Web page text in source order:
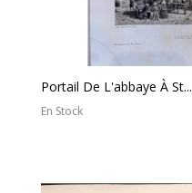
Portail De L'abbaye À St...
En Stock